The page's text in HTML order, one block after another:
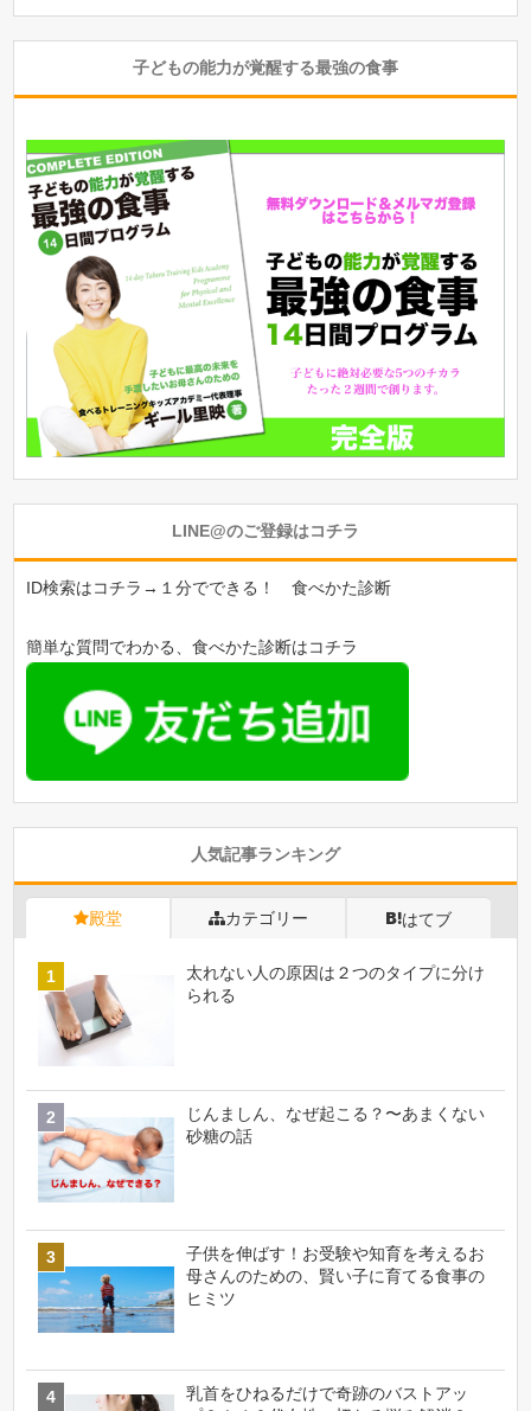
子どもの能力が覚醒する最強の食事
LINE@のご登録はコチラ
ID検索はコチラ→１分でできる！ 食べかた診断
簡単な質問でわかる、食べかた診断はコチラ
人気記事ランキング
殿堂 カテゴリー はてブ
太れない人の原因は２つのタイプに分け
られる
じんましん、なぜ起こる？〜あまくない
砂糖の話
子供を伸ばす！お受験や知育を考えるお
母さんのための、賢い子に育てる食事の
ヒミツ
乳首をひねるだけで奇跡のバストアッ